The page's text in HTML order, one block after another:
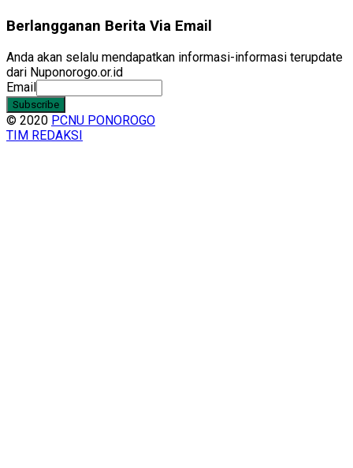
Berlangganan Berita Via Email
Anda akan selalu mendapatkan informasi-informasi terupdate
dari Nuponorogo.or.id
Email
© 2020 PCNU PONOROGO
TIM REDAKSI